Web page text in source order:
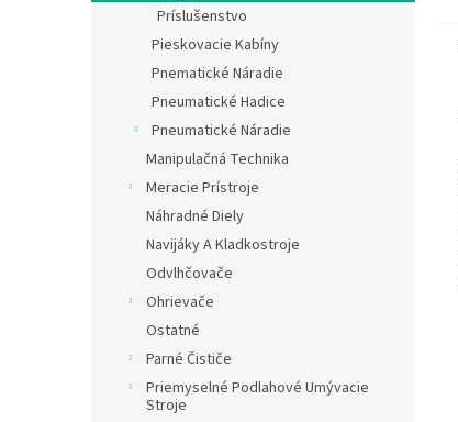
Príslušenstvo
Pieskovacie Kabíny
Pnematické Náradie
Pneumatické Hadice
Pneumatické Náradie
Manipulačná Technika
Meracie Prístroje
Náhradné Diely
Navijáky A Kladkostroje
Odvlhčovače
Ohrievače
Ostatné
Parné Čističe
Priemyselné Podlahové Umývacie
Stroje